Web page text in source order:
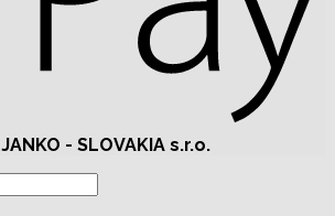
JANKO - SLOVAKIA s.r.o.